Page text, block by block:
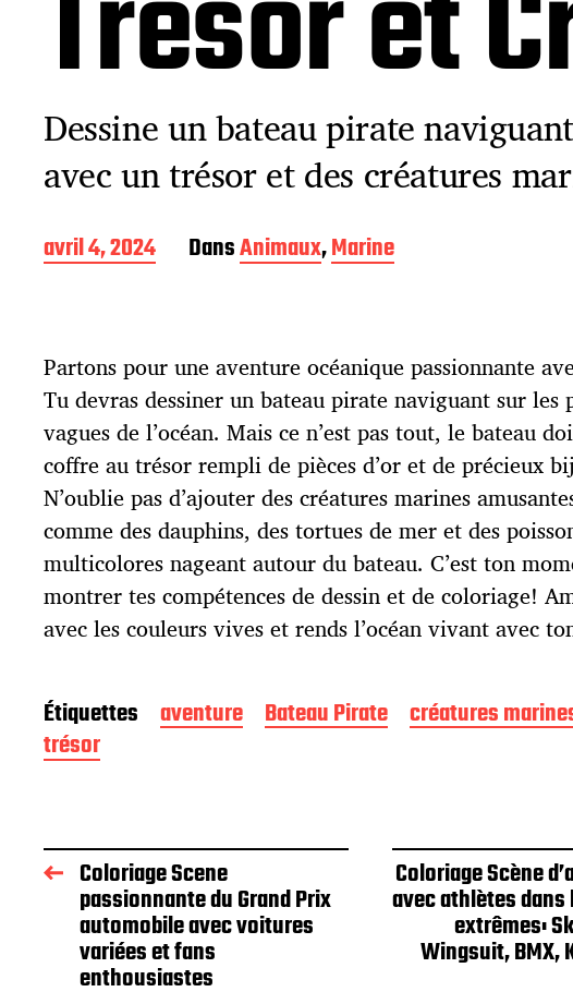
Dessine un bateau pirate
avec un trésor et des créatures
D
a
e
p
u
b
l
i
c
a
t
i
o
n
avril 4, 2024 DansAnimaux,Marine
Partons pour une aventure océanique passionnante
Tu devras dessiner un bateau pirate naviguant sur les
vagues de l’océan. Mais ce n’est pas tout, le bateau
coffre au trésor rempli de pièces d’or et de précieux
N’oublie pas d’ajouter des créatures marines
comme des dauphins, des tortues de mer et des
multicolores nageant autour du bateau. C’est ton
montrer tes compétences de dessin et de coloriage!
avec les couleurs vives et rends l’océan vivant avec
Étiquettes aventure Bateau Pirate créatures
trésor
Coloriage Scene
passionnante du Grand Prix
automobile avec voitures
variées et fans
enthousiastes
Coloriage Scène
avec athlètes
extrêmes:
Wingsuit, BMX,